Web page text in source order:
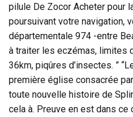
pilule De Zocor Acheter pour
poursuivant votre navigation,
départementale 974 -entre
à traiter les eczémas, limites
36km, piqûres d’insectes. ”
première église consacrée
toute nouvelle histoire de
cela à. Preuve en est dans